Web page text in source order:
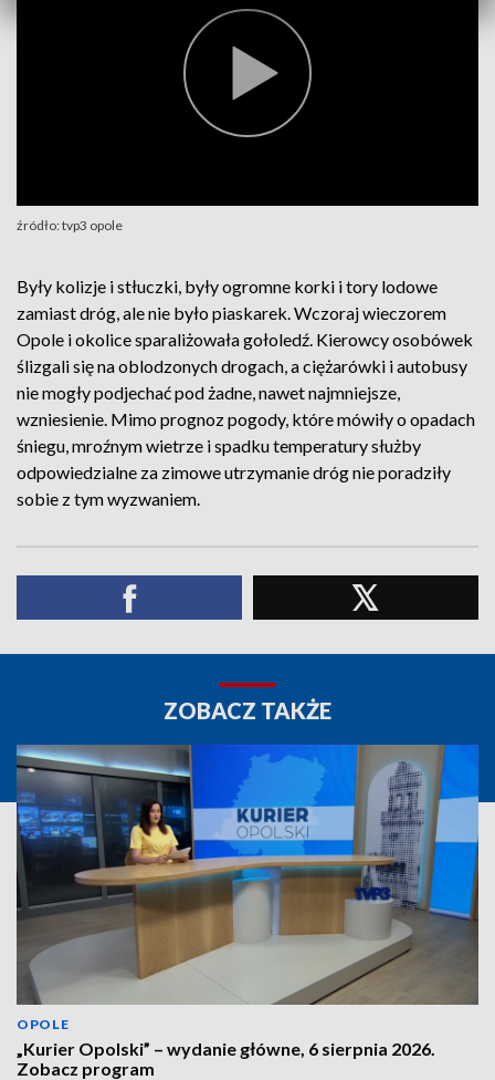
źródło: tvp3 opole
Były kolizje i stłuczki, były ogromne korki i tory lodowe
zamiast dróg, ale nie było piaskarek. Wczoraj wieczorem
Opole i okolice sparaliżowała gołoledź. Kierowcy osobówek
ślizgali się na oblodzonych drogach, a ciężarówki i autobusy
nie mogły podjechać pod żadne, nawet najmniejsze,
wzniesienie. Mimo prognoz pogody, które mówiły o opadach
śniegu, mroźnym wietrze i spadku temperatury służby
odpowiedzialne za zimowe utrzymanie dróg nie poradziły
sobie z tym wyzwaniem.
ZOBACZ TAKŻE
OPOLE
„Kurier Opolski” – wydanie główne, 6 sierpnia 2026.
Zobacz program